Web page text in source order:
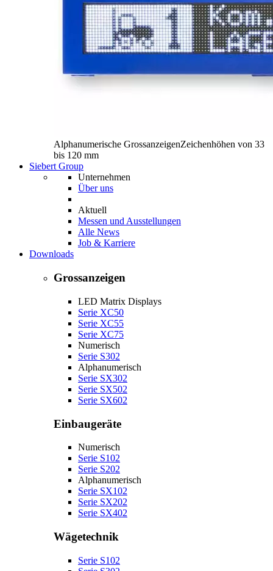
Alphanumerische GrossanzeigenZeichenhöhen von 33
bis 120 mm
Siebert Group
Unternehmen
Über uns
Aktuell
Messen und Ausstellungen
Alle News
Job & Karriere
Downloads
Grossanzeigen
LED Matrix Displays
Serie XC50
Serie XC55
Serie XC75
Numerisch
Serie S302
Alphanumerisch
Serie SX302
Serie SX502
Serie SX602
Einbaugeräte
Numerisch
Serie S102
Serie S202
Alphanumerisch
Serie SX102
Serie SX202
Serie SX402
Wägetechnik
Serie S102